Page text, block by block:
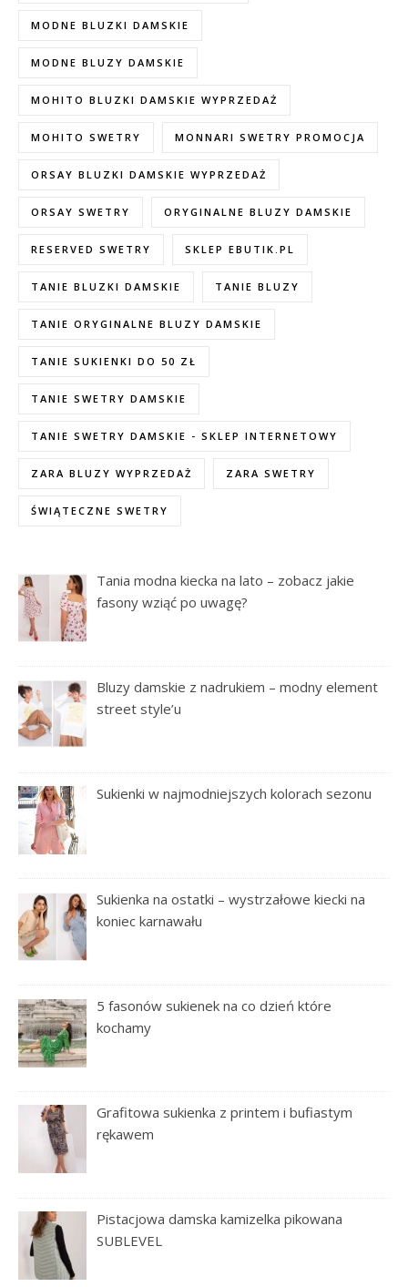
MODNE BLUZKI DAMSKIE
MODNE BLUZY DAMSKIE
MOHITO BLUZKI DAMSKIE WYPRZEDAŻ
MOHITO SWETRY MONNARI SWETRY PROMOCJA
ORSAY BLUZKI DAMSKIE WYPRZEDAŻ
ORSAY SWETRY ORYGINALNE BLUZY DAMSKIE
RESERVED SWETRY SKLEP EBUTIK.PL
TANIE BLUZKI DAMSKIE TANIE BLUZY
TANIE ORYGINALNE BLUZY DAMSKIE
TANIE SUKIENKI DO 50 ZŁ
TANIE SWETRY DAMSKIE
TANIE SWETRY DAMSKIE - SKLEP INTERNETOWY
ZARA BLUZY WYPRZEDAŻ ZARA SWETRY
ŚWIĄTECZNE SWETRY
Tania modna kiecka na lato – zobacz jakie
fasony wziąć po uwagę?
Bluzy damskie z nadrukiem – modny element
street style’u
Sukienki w najmodniejszych kolorach sezonu
Sukienka na ostatki – wystrzałowe kiecki na
koniec karnawału
5 fasonów sukienek na co dzień które
kochamy
Grafitowa sukienka z printem i bufiastym
rękawem
Pistacjowa damska kamizelka pikowana
SUBLEVEL